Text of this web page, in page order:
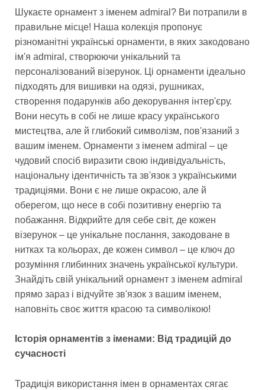
Шукаєте орнамент з іменем admiral? Ви потрапили в
правильне місце! Наша колекція пропонує
різноманітні українські орнаменти, в яких закодовано
ім'я admiral, створюючи унікальний та
персоналізований візерунок. Ці орнаменти ідеально
підходять для вишивки на одязі, рушниках,
створення подарунків або декорування інтер'єру.
Вони несуть в собі не лише красу українського
мистецтва, але й глибокий символізм, пов'язаний з
вашим іменем. Орнаменти з іменем admiral – це
чудовий спосіб виразити свою індивідуальність,
національну ідентичність та зв'язок з українськими
традиціями. Вони є не лише окрасою, але й
оберегом, що несе в собі позитивну енергію та
побажання. Відкрийте для себе світ, де кожен
візерунок – це унікальне послання, закодоване в
нитках та кольорах, де кожен символ – це ключ до
розуміння глибинних значень української культури.
Знайдіть свій унікальний орнамент з іменем admiral
прямо зараз і відчуйте зв'язок з вашим іменем,
наповніть своє життя красою та символікою!
Історія орнаментів з іменами: Від традицій до
сучасності
Традиція використання імен в орнаментах сягає